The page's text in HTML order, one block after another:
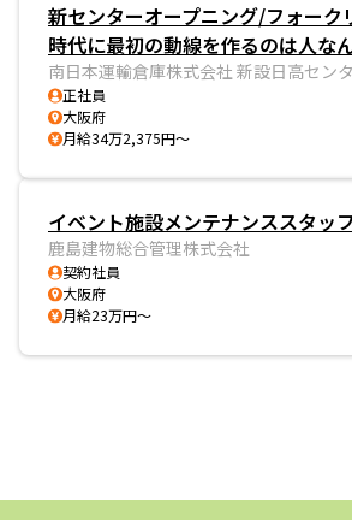
新センターオープニング/フォーク
時代に最初の動線を作るのは人な
南日本運輸倉庫株式会社 新設日高セン
正社員
大阪府
月給34万2,375円～
イベント施設メンテナンススタッフ
鹿島建物総合管理株式会社
契約社員
大阪府
月給23万円～